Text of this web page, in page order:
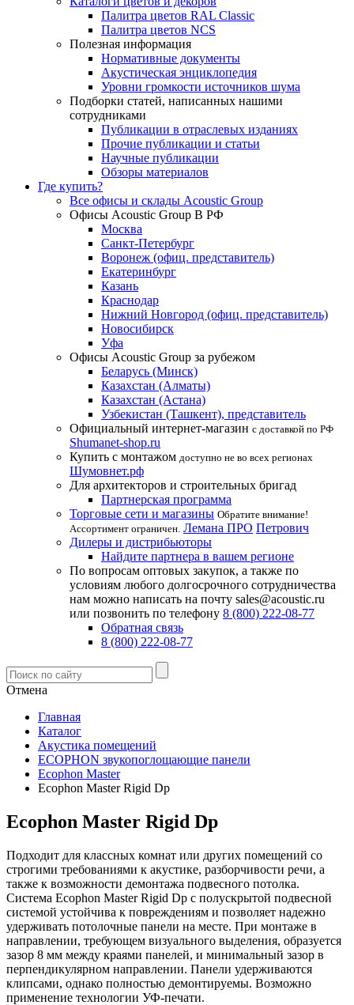
Палитра цветов RAL Сlassic
Палитра цветов NCS
Полезная информация
Нормативные документы
Акустическая энциклопедия
Уровни громкости источников шума
Подборки статей, написанных нашими
сотрудниками
Публикации в отраслевых изданиях
Прочие публикации и статьи
Научные публикации
Обзоры материалов
Где купить?
Все офисы и склады Acoustic Group
Офисы Acoustic Group В РФ
Москва
Санкт-Петербург
Воронеж (офиц. представитель)
Екатеринбург
Казань
Краснодар
Нижний Новгород (офиц. представитель)
Новосибирск
Уфа
Офисы Acoustic Group за рубежом
Беларусь (Минск)
Казахстан (Алматы)
Казахстан (Астана)
Узбекистан (Ташкент), представитель
Официальный интернет-магазин с доставкой по РФ
Shumanet-shop.ru
Купить с монтажом доступно не во всех регионах
Шумовнет.рф
Для архитекторов и строительных бригад
Партнерская программа
Торговые сети и магазины Обратите внимание!
Ассортимент ограничен. Лемана ПРО Петрович
Дилеры и дистрибьюторы
Найдите партнера в вашем регионе
По вопросам оптовых закупок, а также по
условиям любого долгосрочного сотрудничества
нам можно написать на почту sales@acoustic.ru
или позвонить по телефону 8 (800) 222-08-77
Обратная связь
8 (800) 222-08-77
Отмена
Главная
Каталог
Акустика помещений
ECOPHON звукопоглощающие панели
Ecophon Master
Ecophon Master Rigid Dp
Ecophon Master Rigid Dp
Подходит для классных комнат или других помещений со
строгими требованиями к акустике, разборчивости речи, а
также к возможности демонтажа подвесного потолка.
Система Ecophon Master Rigid Dp с полускрытой подвесной
системой устойчива к повреждениям и позволяет надежно
удерживать потолочные панели на месте. При монтаже в
направлении, требующем визуального выделения, образуется
зазор 8 мм между краями панелей, и минимальный зазор в
перпендикулярном направлении. Панели удерживаются
клипсами, однако полностью демонтируемы. Возможно
применение технологии УФ-печати.